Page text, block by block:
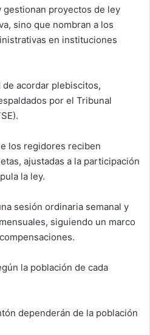
gestionan proyectos de ley
sino que nombran a los
en instituciones
acordar plebiscitos,
por el Tribunal
los regidores reciben
ajustadas a la participación
la ley.
sesión ordinaria semanal y
siguiendo un marco
la población de cada
dependerán de la población